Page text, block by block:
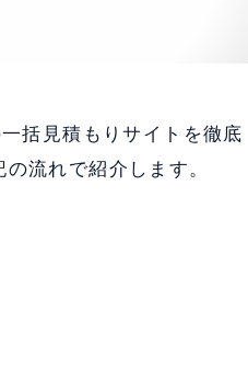
括見積もりサイトを徹底
流れで紹介します。